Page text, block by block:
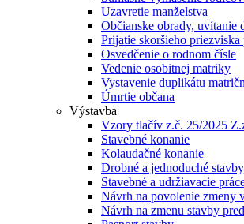
Uzavretie manželstva
Občianske obrady, uvítanie
Prijatie skoršieho priezviska
Osvedčenie o rodnom čísle
Vedenie osobitnej matriky
Vystavenie duplikátu
Úmrtie občana
Výstavba
Vzory tlačív z.č. 25/2025
Stavebné konanie
Kolaudačné konanie
Drobné a jednoduché
Stavebné a udržiavacie
Návrh na povolenie zmeny
Návrh na zmenu stavby